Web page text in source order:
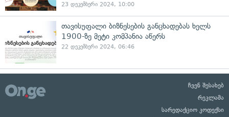
23 დეკემბერი 2024, 10:00
თავისუფალი ბიზნესების განცხადებას ხელს
1900-ზე მეტი კომპანია აწერს
22 დეკემბერი 2024, 06:46
ჩვენ შესახებ
რეკლამა
სარედაქციო კოდექსი